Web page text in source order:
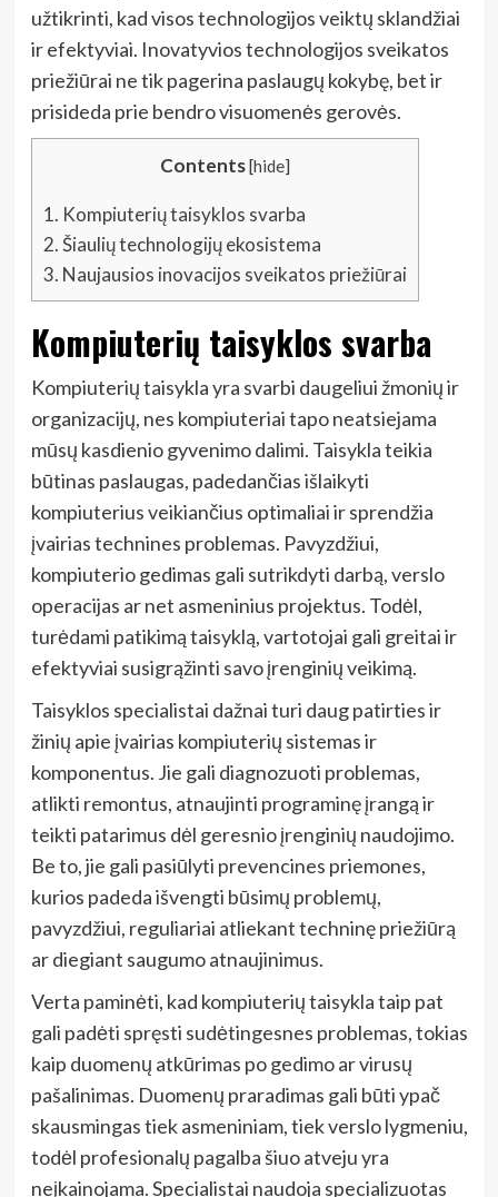
užtikrinti, kad visos technologijos veiktų sklandžiai
ir efektyviai. Inovatyvios technologijos sveikatos
priežiūrai ne tik pagerina paslaugų kokybę, bet ir
prisideda prie bendro visuomenės gerovės.
Contents[hide]
1. Kompiuterių taisyklos svarba
2.Šiaulių technologijų ekosistema
3. Naujausios inovacijos sveikatos priežiūrai
Kompiuterių taisyklos svarba
Kompiuterių taisykla yra svarbi daugeliui žmonių ir
organizacijų, nes kompiuteriai tapo neatsiejama
mūsų kasdienio gyvenimo dalimi. Taisykla teikia
būtinas paslaugas, padedančias išlaikyti
kompiuterius veikiančius optimaliai ir sprendžia
įvairias technines problemas. Pavyzdžiui,
kompiuterio gedimas gali sutrikdyti darbą, verslo
operacijas ar net asmeninius projektus. Todėl,
turėdami patikimą taisyklą, vartotojai gali greitai ir
efektyviai susigrąžinti savo įrenginių veikimą.
Taisyklos specialistai dažnai turi daug patirties ir
žinių apie įvairias kompiuterių sistemas ir
komponentus. Jie gali diagnozuoti problemas,
atlikti remontus, atnaujinti programinę įrangą ir
teikti patarimus dėl geresnio įrenginių naudojimo.
Be to, jie gali pasiūlyti prevencines priemones,
kurios padeda išvengti būsimų problemų,
pavyzdžiui, reguliariai atliekant techninę priežiūrą
ar diegiant saugumo atnaujinimus.
Verta paminėti, kad kompiuterių taisykla taip pat
gali padėti spręsti sudėtingesnes problemas, tokias
kaip duomenų atkūrimas po gedimo ar virusų
pašalinimas. Duomenų praradimas gali būti ypač
skausmingas tiek asmeniniam, tiek verslo lygmeniu,
todėl profesionalų pagalba šiuo atveju yra
neįkainojama. Specialistai naudoja specializuotas